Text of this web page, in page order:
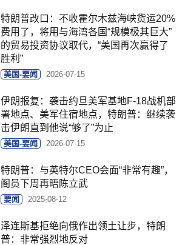
特朗普改口：不收霍尔木兹海峡货运20%
费用了，将用与海湾各国“规模极其巨大”
的贸易投资协议取代，“美国再次赢得了
胜利”
美国-要闻 2026-07-15
伊朗报复：袭击约旦美军基地F-18战机部
署地点、美军住宿地点，特朗普：继续袭
击伊朗直到他说“够了”为止
美国-要闻 2026-07-15
特朗普：与英特尔CEO会面“非常有趣”，
阁员下周再晤陈立武
要闻 2025-08-12
泽连斯基拒绝向俄作出领土让步，特朗
普：非常强烈地反对